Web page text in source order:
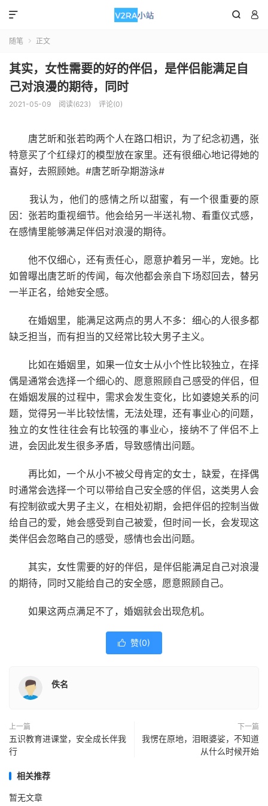
 

随笔  正文
其实，女性需要的好的伴侣，是伴侣能满足自
己对浪漫的期待，同时
2021-05-09 阅读(623) 评论(0)
唐艺昕和张若昀两个人在路口相识，为了纪念初遇，张
特意买了个红绿灯的模型放在家里。还有很细心地记得她的
喜好，去照顾她。#唐艺昕孕期游泳#
我认为，他们的感情之所以甜蜜，有一个很重要的原
因：张若昀重视细节。他会给另一半送礼物、看重仪式感，
在感情里能够满足伴侣对浪漫的期待。
他不仅细心，还有责任心，愿意护着另一半，宠她。比
如曾曝出唐艺昕的传闻，每次他都会亲自下场怼回去，替另
一半正名，给她安全感。
在婚姻里，能满足这两点的男人不多：细心的人很多都
缺乏担当，而有担当的又经常比较大男子主义。
比如在婚姻里，如果一位女士从小个性比较独立，在择
偶是通常会选择一个细心的、愿意照顾自己感受的伴侣，但
在婚姻发展的过程中，需求会发生变化，比如婆媳关系的问
题，觉得另一半比较怯懦，无法处理，还有事业心的问题，
独立的女性往往会有比较强的事业心，接纳不了伴侣不上
进，会因此发生很多矛盾，导致感情出问题。
再比如，一个从小不被父母肯定的女士，缺爱，在择偶
时通常会选择一个可以带给自己安全感的伴侣，这类男人会
有控制欲或大男子主义，在相处初期，会把伴侣的控制当做
给自己的爱，她会感受到自己被爱，但时间一长，会发现这
类伴侣会忽略自己的感受，感情也会出问题。
其实，女性需要的好的伴侣，是伴侣能满足自己对浪漫
的期待，同时又能给自己的安全感，愿意照顾自己。
如果这两点满足不了，婚姻就会出现危机。
 赞(0)
佚名
上一篇
五识教育进课堂，安全成长伴我
行
下一篇
我愣在原地，泪眼婆娑，不知道
从什么时候开始
相关推荐
暂无文章